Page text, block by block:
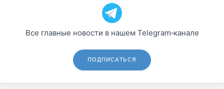
Все главные новости в нашем Telegram‑канале
ПОДПИСАТЬСЯ